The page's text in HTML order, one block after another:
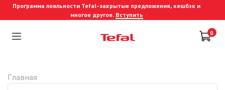
Программа лояльности Tefal-закрытые предложения, кешбэк и
многое другое. Вступить
0
Главная